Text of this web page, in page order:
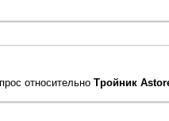
относительно Тройник